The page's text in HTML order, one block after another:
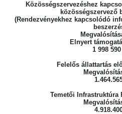
Közösségszervezéshez
közösségszervező
(Rendezvényekhez kapcsolódó
Elnyert
1 998
Felelős állattartás
Temetői Infrastruktúra